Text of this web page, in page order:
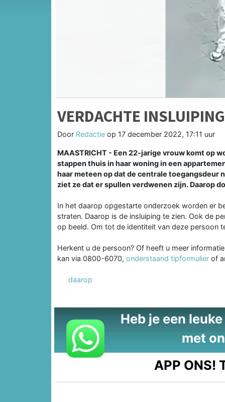
VERDACHTE
Door Redactie op 17 december 2022, 17:11 uur
MAASTRICHT - Een 22-jarige vrouw komt op
stappen thuis in haar woning in een
haar meteen op dat de centrale toegangsdeur
ziet ze dat er spullen verdwenen zijn. Daarop
In het daarop opgestarte onderzoek worden er
straten. Daarop is de insluiping te zien. Ook de
op beeld. Om tot de identiteit van deze persoon
Herkent u de persoon? Of heeft u meer
kan via 0800-6070, onderstaand tipformulier of
daarop
Heb je een
met
APP ONS!